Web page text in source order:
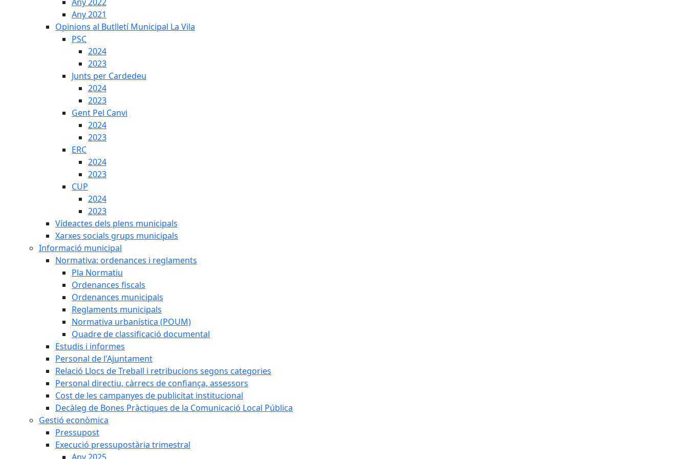
Any 2021
Opinions al Butlletí Municipal La Vila
PSC
2024
2023
Junts per Cardedeu
2024
2023
Gent Pel Canvi
2024
2023
ERC
2024
2023
CUP
2024
2023
Vídeactes dels plens municipals
Xarxes socials grups municipals
Informació municipal
Normativa: ordenances i reglaments
Pla Normatiu
Ordenances fiscals
Ordenances municipals
Reglaments municipals
Normativa urbanística (POUM)
Quadre de classificació documental
Estudis i informes
Personal de l'Ajuntament
Relació Llocs de Treball i retribucions segons categories
Personal directiu, càrrecs de confiança, assessors
Cost de les campanyes de publicitat institucional
Decàleg de Bones Pràctiques de la Comunicació Local Pública
Gestió econòmica
Pressupost
Execució pressupostària trimestral